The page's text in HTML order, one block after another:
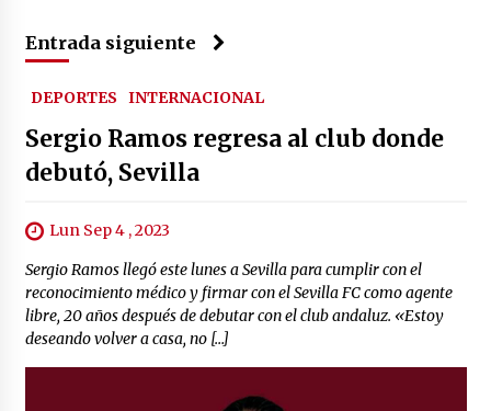
Entrada siguiente
DEPORTES INTERNACIONAL
Sergio Ramos regresa al club donde
debutó, Sevilla
Lun Sep 4 , 2023
Sergio Ramos llegó este lunes a Sevilla para cumplir con el
reconocimiento médico y firmar con el Sevilla FC como agente
libre, 20 años después de debutar con el club andaluz. «Estoy
deseando volver a casa, no […]